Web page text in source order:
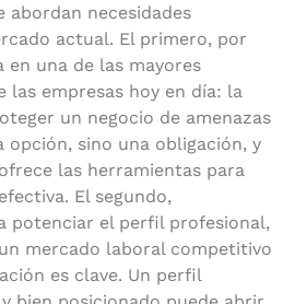
abordan necesidades
actual. El primero, por
en una de las mayores
las empresas hoy en día: la
un negocio de amenazas
opción, sino una obligación, y
las herramientas para
El segundo,
potenciar el perfil profesional,
mercado laboral competitivo
es clave. Un perfil